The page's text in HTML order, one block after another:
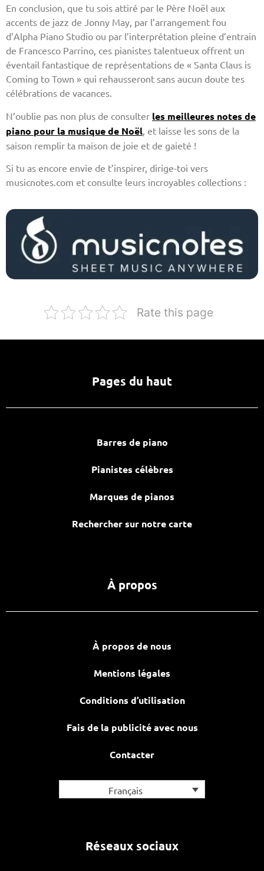
En conclusion, que tu sois attiré par le Père Noël aux
accents de jazz de Jonny May, par l’arrangement fou
d’Alpha Piano Studio ou par l’interprétation pleine d’entrain
de Francesco Parrino, ces pianistes talentueux offrent un
éventail fantastique de représentations de « Santa Claus is
Coming to Town » qui rehausseront sans aucun doute tes
célébrations de vacances.
N’oublie pas non plus de consulter les meilleures notes de
piano pour la musique de Noël , et laisse les sons de la
saison remplir ta maison de joie et de gaieté !
Si tu as encore envie de t’inspirer, dirige-toi vers
musicnotes.com et consulte leurs incroyables collections :
Rate this page
Pages du haut
Barres de piano
Pianistes célèbres
Marques de pianos
Rechercher sur notre carte
À propos
À propos de nous
Mentions légales
Conditions d’utilisation
Fais de la publicité avec nous
Contacter
Français
Réseaux sociaux